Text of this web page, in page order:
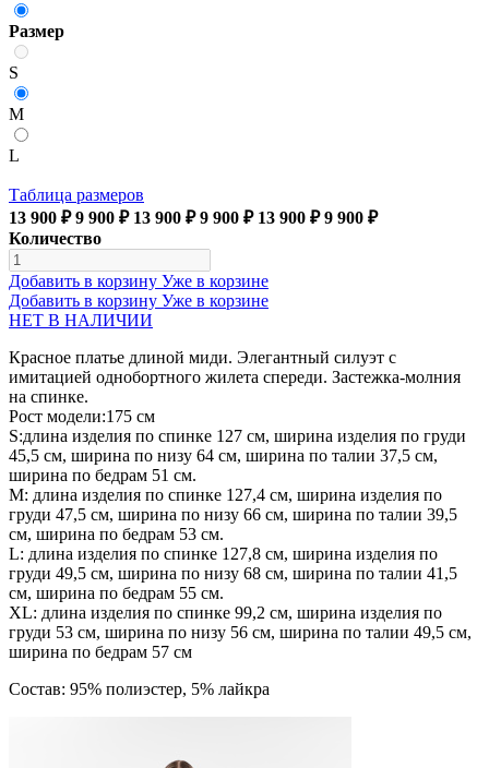
Размер
S
M
L
Таблица размеров
13 900 ₽ 9 900 ₽ 13 900 ₽ 9 900 ₽ 13 900 ₽ 9 900 ₽
Количество
Добавить в корзину Уже в корзине
Добавить в корзину Уже в корзине
НЕТ В НАЛИЧИИ
Красное платье длиной миди. Элегантный силуэт с
имитацией однобортного жилета спереди. Застежка-молния
на спинке.
Рост модели:175 см
S:длина изделия по спинке 127 см, ширина изделия по груди
45,5 см, ширина по низу 64 см, ширина по талии 37,5 см,
ширина по бедрам 51 см.
М: длина изделия по спинке 127,4 см, ширина изделия по
груди 47,5 см, ширина по низу 66 см, ширина по талии 39,5
см, ширина по бедрам 53 см.
L: длина изделия по спинке 127,8 см, ширина изделия по
груди 49,5 см, ширина по низу 68 см, ширина по талии 41,5
см, ширина по бедрам 55 см.
XL: длина изделия по спинке 99,2 см, ширина изделия по
груди 53 см, ширина по низу 56 см, ширина по талии 49,5 см,
ширина по бедрам 57 см
Состав: 95% полиэстер, 5% лайкра